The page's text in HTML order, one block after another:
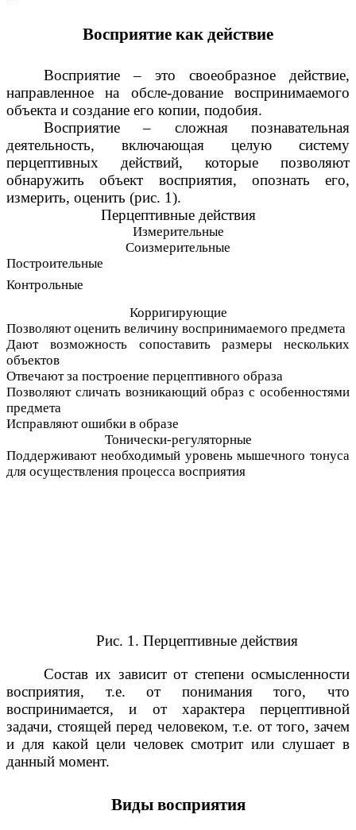
Восприятие как действие
Восприятие – это своеобразное действие,
направленное на обсле-дование воспринимаемого
объекта и создание его копии, подобия.
Восприятие – сложная познавательная
деятельность, включающая целую систему
перцептивных действий, которые позволяют
обнаружить объект восприятия, опознать его,
измерить, оценить (рис. 1).
Перцептивные действия
Измерительные
Соизмерительные
Построительные
Контрольные
Корригирующие
Позволяют оценить величину воспринимаемого предмета
Дают возможность сопоставить размеры нескольких
объектов
Отвечают за построение перцептивного образа
Позволяют сличать возникающий образ с особенностями
предмета
Исправляют ошибки в образе
Тонически-регуляторные
Поддерживают необходимый уровень мышечного тонуса
для осуществления процесса восприятия
Рис. 1. Перцептивные действия
Состав их зависит от степени осмысленности
восприятия, т.е. от понимания того, что
воспринимается, и от характера перцептивной
задачи, стоящей перед человеком, т.е. от того, зачем
и для какой цели человек смотрит или слушает в
данный момент.
Виды восприятия